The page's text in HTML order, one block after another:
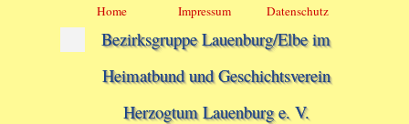
Direkt zum Seiteninhalt
Bezirksgruppe Lauenburg/Elbe im
Menü überspringen
Menü überspringen
Home Impressum Datenschutz
Heimatbund und Geschichtsverein
Herzogtum Lauenburg e. V.